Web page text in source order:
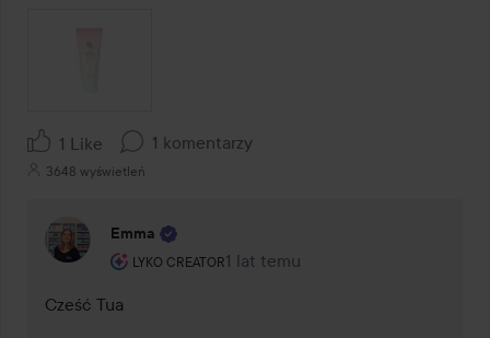
1 Like 1 komentarzy
3648 wyświetleń
Emma
LYKO CREATOR
Rola użytkownika: Lyko Creator.
1 lat temu
Komentarz został dodany 1 lat
Cześć Tua